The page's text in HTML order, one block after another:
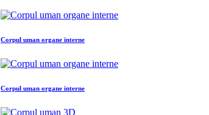
Corpul uman organe interne
Corpul uman organe interne